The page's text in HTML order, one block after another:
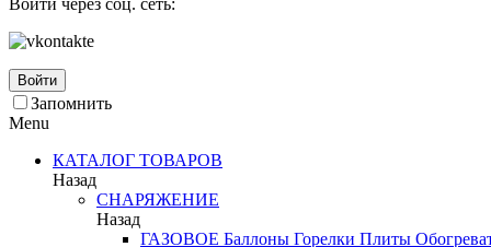
Войти через соц. сеть:
Войти
Запомнить
Menu
КАТАЛОГ ТОВАРОВ
Назад
СНАРЯЖЕНИЕ
Назад
ГАЗОВОЕ Баллоны Горелки Плиты